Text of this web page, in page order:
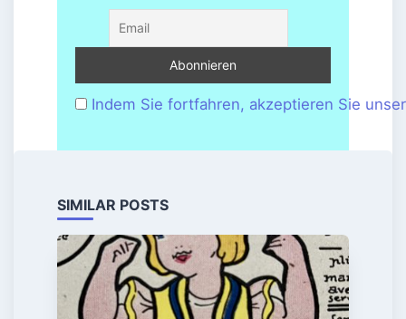
Indem Sie fortfahren, akzeptieren Sie
SIMILAR POSTS